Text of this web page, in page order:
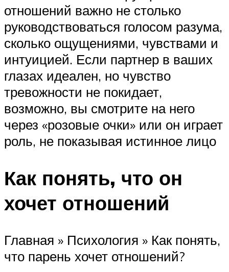
отношений важно не столько
руководствоваться голосом разума,
сколько ощущениями, чувствами и
интуицией. Если партнер в ваших
глазах идеален, но чувство
тревожности не покидает,
возможно, вы смотрите на него
через «розовые очки» или он играет
роль, не показывая истинное лицо
Как понять, что он
хочет отношений
Главная » Психология » Как понять,
что парень хочет отношений?